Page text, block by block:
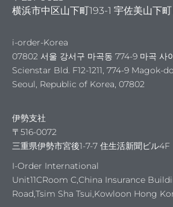
横浜市中区山下町193-1 宇佐美山下
i-order-Korea
07802 서울 강서구 마곡동 774-9 마곡 사
Scienstar Bld. F12-1211, 774-9 Magok-
Seoul, Republic of Korea, 07802
伊勢支社
〒516-0072
三重県伊勢市宮後1-7-7 住生活新聞ビル4F
I-Order International
Unit11CRoom C,China Insurance
Road,Tsim Sha Tsui,Kowloon Hong